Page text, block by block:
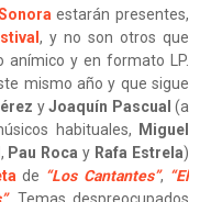
estarán presentes,
, y no son otros que
anímico y en formato LP.
mismo año y que sigue
yJoaquín Pascual (a
habituales,
Miguel
, Pau Rocay Rafa Estrela)
de “Los Cantantes”, “El